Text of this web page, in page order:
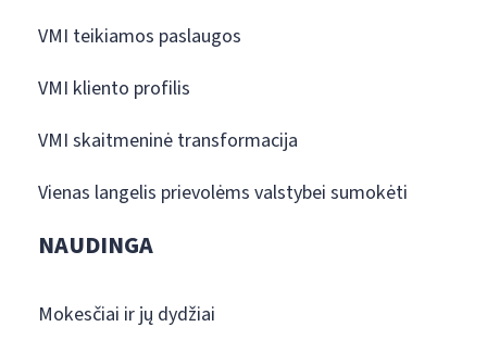
VMI teikiamos paslaugos
VMI kliento profilis
VMI skaitmeninė transformacija
Vienas langelis prievolėms valstybei sumokėti
NAUDINGA
Mokesčiai ir jų dydžiai